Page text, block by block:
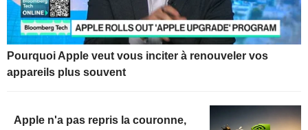
Pourquoi Apple veut vous inciter à renouveler vos
appareils plus souvent
Apple n'a pas repris la couronne,